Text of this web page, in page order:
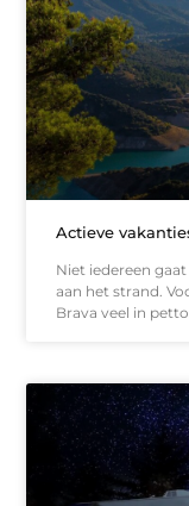
Actieve
Niet iedereen
aan het strand.
Brava veel in